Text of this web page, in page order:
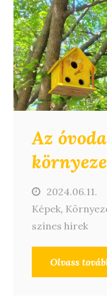
Az
2024.06.11.
Képek,
színes hírek
Olvass